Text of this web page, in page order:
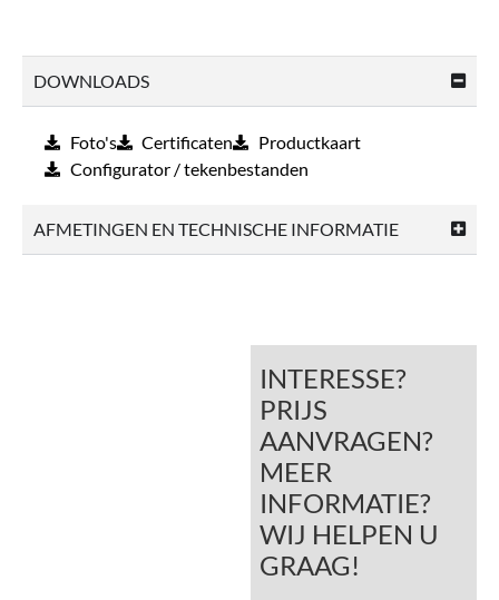
DOWNLOADS
Foto's Certificaten
Productkaart
Configurator / tekenbestanden
AFMETINGEN EN TECHNISCHE INFORMATIE
INTERESSE?
PRIJS
AANVRAGEN?
MEER
INFORMATIE?
WIJ HELPEN U
GRAAG!